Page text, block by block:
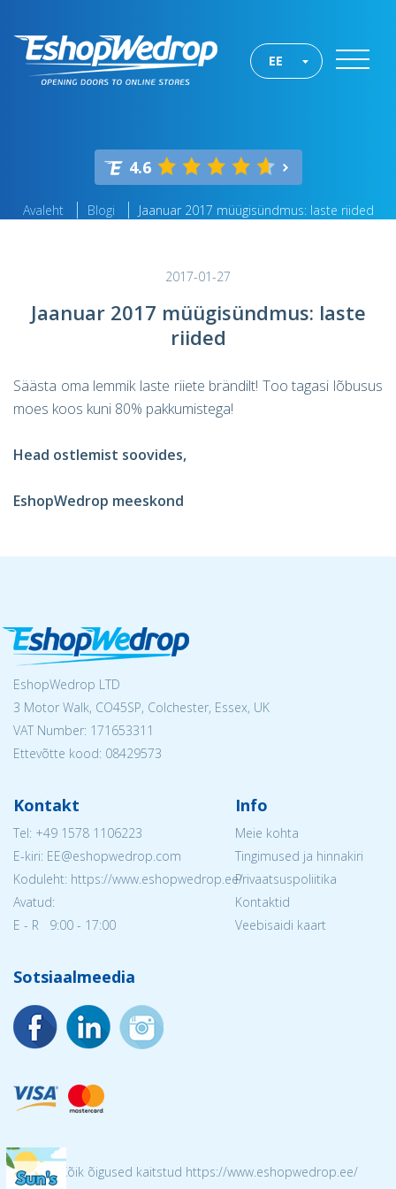
EE
4.6
Avaleht Blogi Jaanuar 2017 müügisündmus: laste riided
2017-01-27
Jaanuar 2017 müügisündmus: laste
riided
Säästa oma lemmik laste riiete brändilt! Too tagasi lõbusus
moes koos kuni 80% pakkumistega!
Head ostlemist soovides,
EshopWedrop meeskond
EshopWedrop LTD
3 Motor Walk, CO45SP, Colchester, Essex, UK
VAT Number: 171653311
Ettevõtte kood: 08429573
Kontakt
Tel: +49 1578 1106223
E-kiri: EE@eshopwedrop.com
Koduleht: https://www.eshopwedrop.ee/
Avatud:
E - R 9:00 - 17:00
Info
Meie kohta
Tingimused ja hinnakiri
Privaatsuspoliitika
Kontaktid
Veebisaidi kaart
Sotsiaalmeedia
© 2026 Kõik õigused kaitstud https://www.eshopwedrop.ee/